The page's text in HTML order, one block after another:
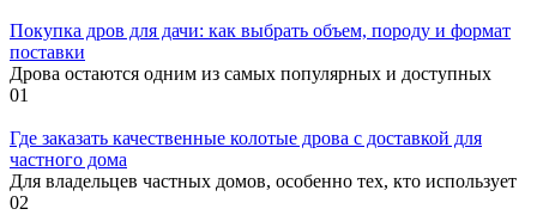
Покупка дров для дачи: как выбрать объем, породу и формат
поставки
Дрова остаются одним из самых популярных и доступных
01
Где заказать качественные колотые дрова с доставкой для
частного дома
Для владельцев частных домов, особенно тех, кто использует
02